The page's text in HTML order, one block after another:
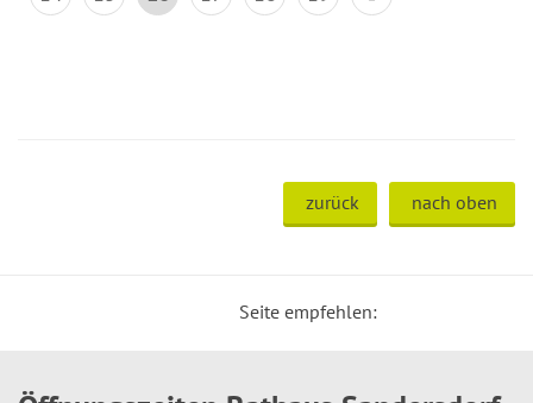
zurück nach oben
Seite empfehlen: